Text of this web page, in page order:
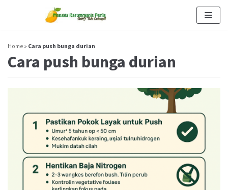
Home » Cara push bunga durian
Cara push bunga durian